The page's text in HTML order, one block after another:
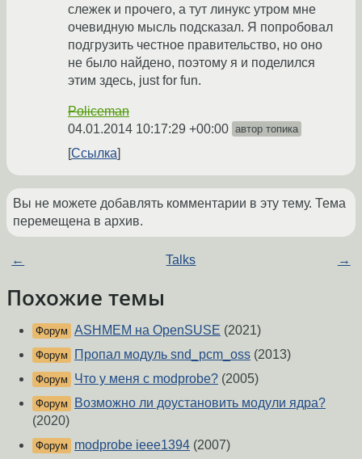
слежек и прочего, а тут линукс утром мне
очевидную мысль подсказал. Я попробовал
подгрузить честное правительство, но оно
не было найдено, поэтому я и поделился
этим здесь, just for fun.
Policeman
04.01.2014 10:17:29 +00:00 автор топика
Ссылка
Вы не можете добавлять комментарии в эту тему. Тема
перемещена в архив.
← Talks →
Похожие темы
Форум ASHMEM на OpenSUSE (2021)
Форум Пропал модуль snd_pcm_oss (2013)
Форум Что у меня с modprobe? (2005)
Форум
Возможно ли доустановить модули ядра?
(2020)
Форум modprobe ieee1394 (2007)